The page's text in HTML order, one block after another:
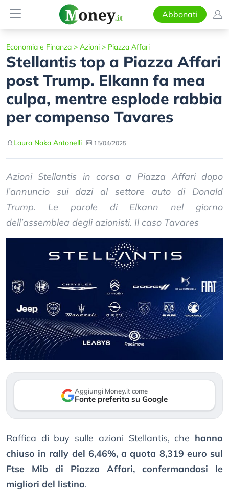
Abbonati
Economia e Finanza > Azioni > Piazza Affari
Stellantis top a Piazza Affari
post Trump. Elkann fa mea
culpa, mentre esplode rabbia
per compenso Tavares
Laura Naka Antonelli 15/04/2025
Azioni Stellantis in corsa a Piazza Affari dopo
l’annuncio sui dazi al settore auto di Donald
Trump. Le parole di Elkann nel giorno
dell’assemblea degli azionisti. Il caso Tavares
Aggiungi Money.it come
Fonte preferita su Google
Raffica di buy sulle azioni Stellantis, che hanno
chiuso in rally del 6,46%, a quota 8,319 euro sul
Ftse Mib di Piazza Affari, confermandosi le
migliori del listino.